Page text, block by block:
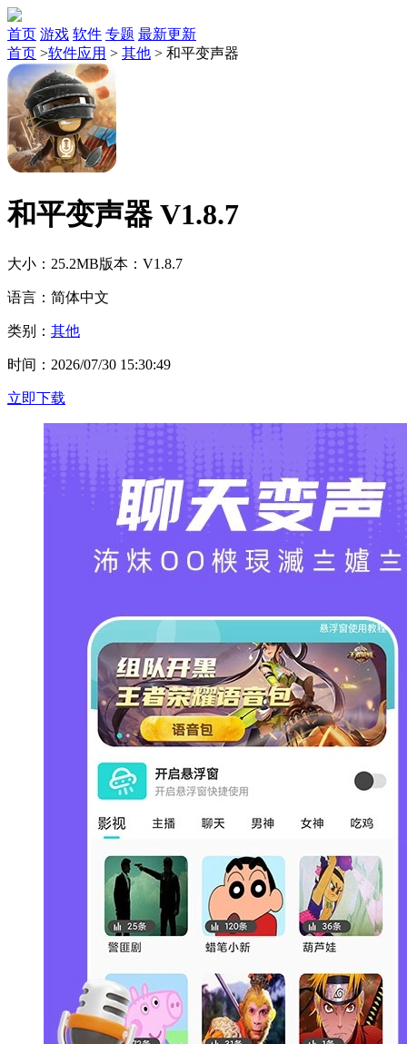
首页 游戏 软件 专题 最新更新
首页 >软件应用 > 其他 > 和平变声器
和平变声器 V1.8.7
大小：25.2MB版本：V1.8.7
语言：简体中文
类别： 其他
时间：2026/07/30 15:30:49
立即下载